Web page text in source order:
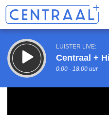
LUISTER LIVE:
Centraal +
0.00 - 18.00 uur